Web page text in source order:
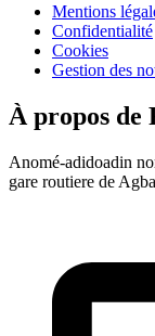
Mentions
Confidentialité
Cookies
Gestion des
À propos de
Anomé-adidoadin
gare routiere de